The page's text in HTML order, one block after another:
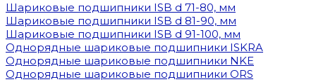
Шариковые подшипники ISB d 71-80, мм
Шариковые подшипники ISB d 81-90, мм
Шариковые подшипники ISB d 91-100, мм
Однорядные шариковые подшипники ISKRA
Однорядные шариковые подшипники NKE
Однорядные шариковые подшипники ORS